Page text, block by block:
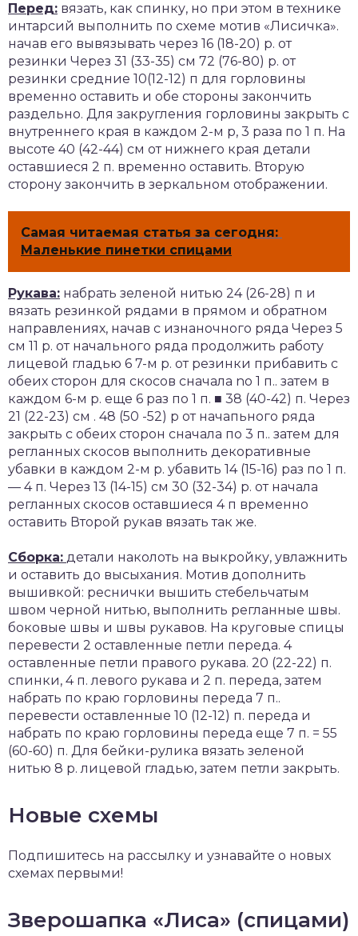
Перед: вязать, как спинку, но при этом в технике
интарсий выполнить по схеме мотив «Лисичка».
начав его вывязывать через 16 (18-20) р. от
резинки Через 31 (33-35) см 72 (76-80) р. от
резинки средние 10(12-12) п для горловины
временно оставить и обе стороны закончить
раздельно. Для закругления горловины закрыть с
внутреннего края в каждом 2-м р, 3 раза по 1 п. На
высоте 40 (42-44) см от нижнего края детали
оставшиеся 2 п. временно оставить. Вторую
сторону закончить в зеркальном отображении.
Самая читаемая статья за сегодня:
Маленькие пинетки спицами
Рукава: набрать зеленой нитью 24 (26-28) п и
вязать резинкой рядами в прямом и обратном
направлениях, начав с изнаночного ряда Через 5
см 11 р. от начального ряда продолжить работу
лицевой гладью 6 7-м р. от резинки прибавить с
обеих сторон для скосов сначала no 1 п.. затем в
каждом 6-м р. еще 6 раз по 1 п. ■ 38 (40-42) п. Через
21 (22-23) см . 48 (50 -52) р от начапьного ряда
закрыть с обеих сторон сначала по 3 п.. затем для
регланных скосов выполнить декоративные
убавки в каждом 2-м р. убавить 14 (15-16) раз по 1 п.
— 4 п. Через 13 (14-15) см 30 (32-34) р. от начала
регланных скосов оставшиеся 4 п временно
оставить Второй рукав вязать так же.
Сборка: детали наколоть на выкройку, увлажнить
и оставить до высыхания. Мотив дополнить
вышивкой: реснички вышить стебельчатым
швом черной нитью, выполнить регланные швы.
боковые швы и швы рукавов. На круговые спицы
перевести 2 оставленные петли переда. 4
оставленные петли правого рукава. 20 (22-22) п.
спинки, 4 п. левого рукава и 2 п. переда, затем
набрать по краю горловины переда 7 п..
перевести оставленные 10 (12-12) п. переда и
набрать по краю горловины переда еще 7 п. = 55
(60-60) п. Для бейки-рулика вязать зеленой
нитью 8 р. лицевой гладью, затем петли закрыть.
Новые схемы
Подпишитесь на рассылку и узнавайте о новых
схемах первыми!
Зверошапка «Лиса» (спицами)